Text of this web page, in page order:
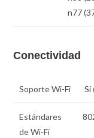
n77
Conectividad
Soporte Wi-Fi Sí
Estándares
de Wi-Fi